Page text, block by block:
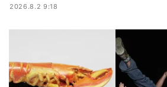
2026.8.2 9:18